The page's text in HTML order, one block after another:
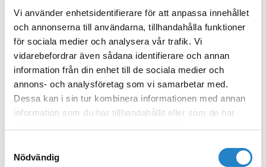
Vi använder enhetsidentifierare för att anpassa innehållet
och annonserna till användarna, tillhandahålla funktioner
för sociala medier och analysera vår trafik. Vi
vidarebefordrar även sådana identifierare och annan
information från din enhet till de sociala medier och
annons- och analysföretag som vi samarbetar med.
Dessa kan i sin tur kombinera informationen med annan
information som du har tillhandahållit eller som de har
Nödvändig